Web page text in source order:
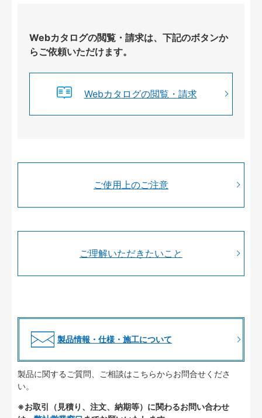
Webカタログの閲覧・請求は、下記のボタンか
らご依頼いただけます。
Webカタログの閲覧・請求
ご使用上のご注意
ご理解いただきたいこと
製品情報・仕様・施工について
製品に関するご質問、ご相談はこちらからお問合せくださ
い。
※お取引（見積り、注文、納期等）に関わるお問い合わせ